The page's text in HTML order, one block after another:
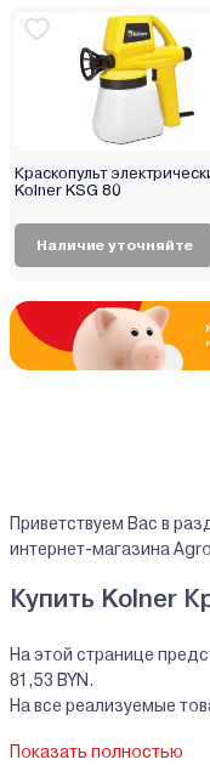
Поворотный
Удлинитель
Штуцер
Металл
Пластик
Краскопульт
Kolner KSG 80
Наличие уточняйте
Приветствуем Вас в
интернет-магазина
Купить Kolner
На этой странице
81,53 BYN.
На все реализуемые
Показать полностью